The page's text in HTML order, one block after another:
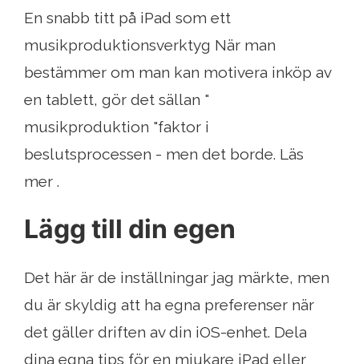
En snabb titt på iPad som ett
musikproduktionsverktyg När man
bestämmer om man kan motivera inköp av
en tablett, gör det sällan "
musikproduktion "faktor i
beslutsprocessen - men det borde. Läs
mer .
Lägg till din egen
Det här är de inställningar jag märkte, men
du är skyldig att ha egna preferenser när
det gäller driften av din iOS-enhet. Dela
dina egna tips för en mjukare iPad eller